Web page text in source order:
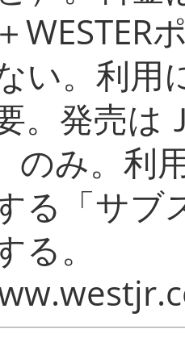
WESTER
い。利用
。発売は
のみ。利
る「サブ
る。